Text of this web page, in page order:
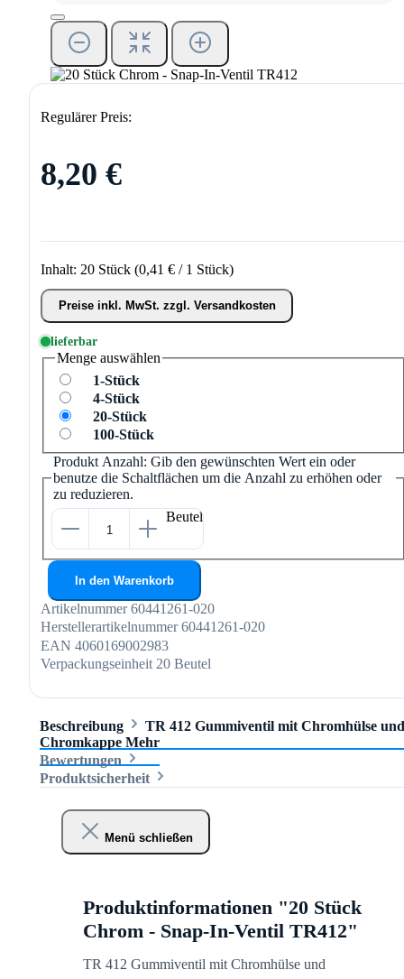
Regulärer Preis:
8,20 €
Inhalt: 20 Stück (0,41 € / 1 Stück)
Preise inkl. MwSt. zzgl. Versandkosten
lieferbar
Menge auswählen
1-Stück
4-Stück
20-Stück
100-Stück
Produkt Anzahl: Gib den gewünschten Wert ein oder
benutze die Schaltflächen um die Anzahl zu erhöhen oder
zu reduzieren.
Beutel
In den Warenkorb
Artikelnummer 60441261-020
Herstellerartikelnummer 60441261-020
EAN 4060169002983
Verpackungseinheit 20 Beutel
Beschreibung
TR 412 Gummiventil mit Chromhülse und
Chromkappe Mehr
Bewertungen
Produktsicherheit
Menü schließen
Produktinformationen "20 Stück
Chrom - Snap-In-Ventil TR412"
TR 412 Gummiventil mit Chromhülse und